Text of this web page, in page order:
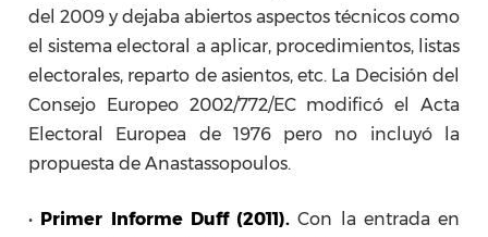
del 2009 y dejaba abiertos aspectos técnicos como
el sistema electoral a aplicar, procedimientos, listas
electorales, reparto de asientos, etc. La Decisión del
Consejo Europeo 2002/772/EC modificó el Acta
Electoral Europea de 1976 pero no incluyó la
propuesta de Anastassopoulos.
• Primer Informe Duff (2011). Con la entrada en